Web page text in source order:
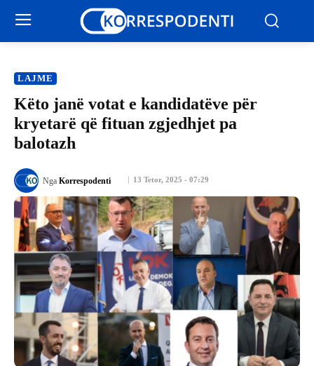
LAJME
Këto janë votat e kandidatëve për
kryetarë që fituan zgjedhjet pa
balotazh
13 Tetor, 2025 - 07:29
Nga Korrespodenti